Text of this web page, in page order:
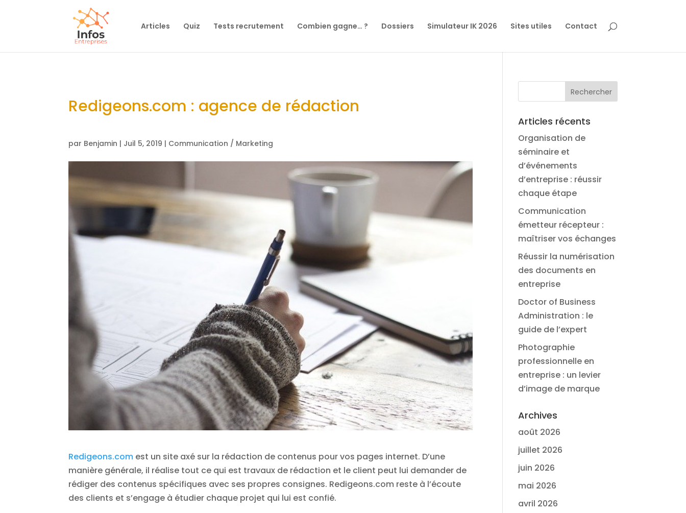
Articles Quiz Tests recrutement Combien gagne… ? Dossiers Simulateur IK 2026 Sites utiles Contact
Redigeons.com : agence de rédaction
par Benjamin | Juil 5, 2019 | Communication / Marketing
Redigeons.com est un site axé sur la rédaction de contenus pour vos pages internet. D’une
manière générale, il réalise tout ce qui est travaux de rédaction et le client peut lui demander de
rédiger des contenus spécifiques avec ses propres consignes. Redigeons.com reste à l’écoute
des clients et s’engage à étudier chaque projet qui lui est confié.
Articles récents
Organisation de
séminaire et
d’événements
d’entreprise : réussir
chaque étape
Communication
émetteur récepteur :
maîtriser vos échanges
Réussir la numérisation
des documents en
entreprise
Doctor of Business
Administration : le
guide de l’expert
Photographie
professionnelle en
entreprise : un levier
d’image de marque
Archives
août 2026
juillet 2026
juin 2026
mai 2026
avril 2026